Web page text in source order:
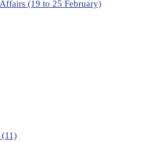
(19 to 25 February)
(11)